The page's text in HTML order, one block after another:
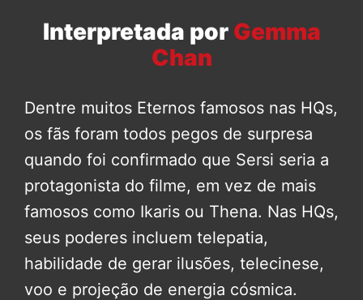
Interpretada por Gemma
Chan
Dentre muitos Eternos famosos nas HQs,
os fãs foram todos pegos de surpresa
quando foi confirmado que Sersi seria a
protagonista do filme, em vez de mais
famosos como Ikaris ou Thena. Nas HQs,
seus poderes incluem telepatia,
habilidade de gerar ilusões, telecinese,
voo e projeção de energia cósmica.